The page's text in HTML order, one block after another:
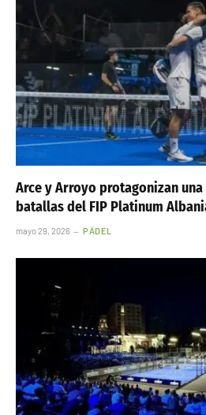
Arce y Arroyo protagonizan
batallas del FIP Platinum
mayo 29, 2026 PÁDEL